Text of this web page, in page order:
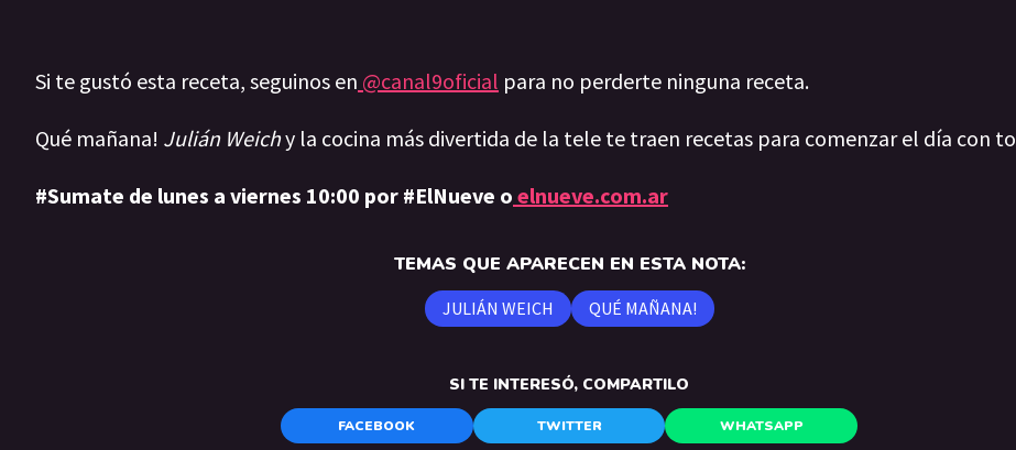
Si te gustó esta receta, seguinos en @canal9oficial para no perderte ninguna receta.
Qué mañana! Julián Weichy la cocina más divertida de la tele te traen recetas para comenzar el día con
#Sumate de lunes a viernes 10:00 por #ElNueve o elnueve.com.ar
TEMAS QUE APARECEN EN ESTA NOTA:
JULIÁN WEICH QUÉ MAÑANA!
SI TE INTERESÓ, COMPARTILO
FACEBOOK TWITTER WHATSAPP